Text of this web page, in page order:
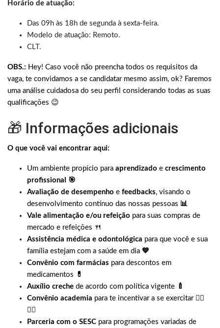
Horário de atuação:
Das 09h às 18h de segunda à sexta-feira.
Modelo de atuação: Remoto.
CLT.
OBS.: Hey! Caso você não preencha todos os requisitos da
vaga, te convidamos a se candidatar mesmo assim, ok? Faremos
uma análise cuidadosa do seu perfil considerando todas as suas
qualificações 😉
🎁 Informações adicionais
O que você vai encontrar aqui:
Um ambiente propício para aprendizado e crescimento
profissional 🎯
Avaliação de desempenho e feedbacks, visando o
desenvolvimento contínuo das nossas pessoas 📊
Vale alimentação e/ou refeição para suas compras de
mercado e refeições 🍴
Assistência médica e odontológica para que você e sua
família estejam com a saúde em dia 💙
Convênio com farmácias para descontos em
medicamentos 💊
Auxílio creche de acordo com política vigente 🍼
Convênio academia para te incentivar a se exercitar🤸‍♀️
Parceria com o SESC para programações variadas de